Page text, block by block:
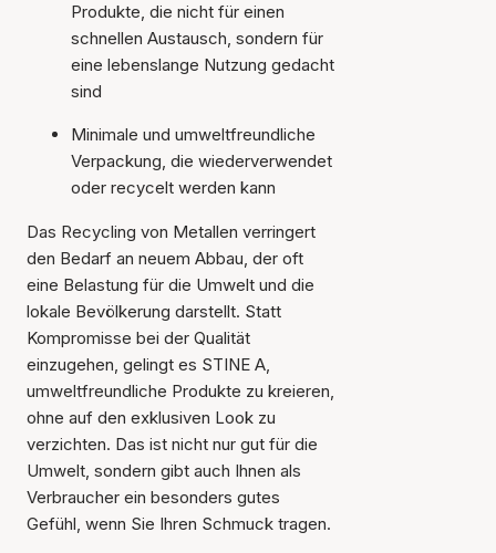
Produkte, die nicht für einen
schnellen Austausch, sondern für
eine lebenslange Nutzung gedacht
sind
Minimale und umweltfreundliche
Verpackung, die wiederverwendet
oder recycelt werden kann
Das Recycling von Metallen verringert
den Bedarf an neuem Abbau, der oft
eine Belastung für die Umwelt und die
lokale Bevölkerung darstellt. Statt
Kompromisse bei der Qualität
einzugehen, gelingt es STINE A,
umweltfreundliche Produkte zu kreieren,
ohne auf den exklusiven Look zu
verzichten. Das ist nicht nur gut für die
Umwelt, sondern gibt auch Ihnen als
Verbraucher ein besonders gutes
Gefühl, wenn Sie Ihren Schmuck tragen.